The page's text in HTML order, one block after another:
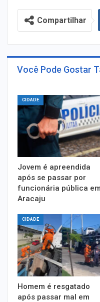
Compartilhar
Você Pode Gostar
CIDADE
Jovem é apreendida
após se passar por
funcionária pública em
Aracaju
CIDADE
Homem é resgatado
após passar mal em